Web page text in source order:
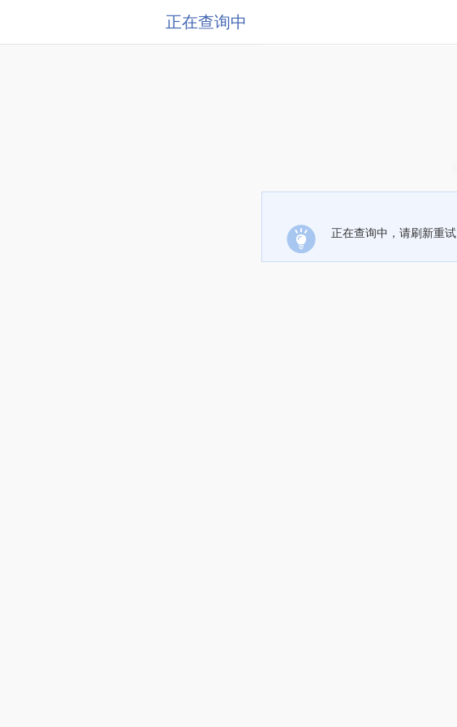
正在查询中
正在查询中，请刷新重试